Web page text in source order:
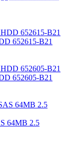
652615-B21
652605-B21
64MB 2.5